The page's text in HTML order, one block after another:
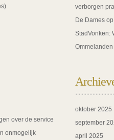
over de service
onmogelijk
verborgen
De Dames
StadVonken:
Ommelanden
oktober 2025
september
april 2025